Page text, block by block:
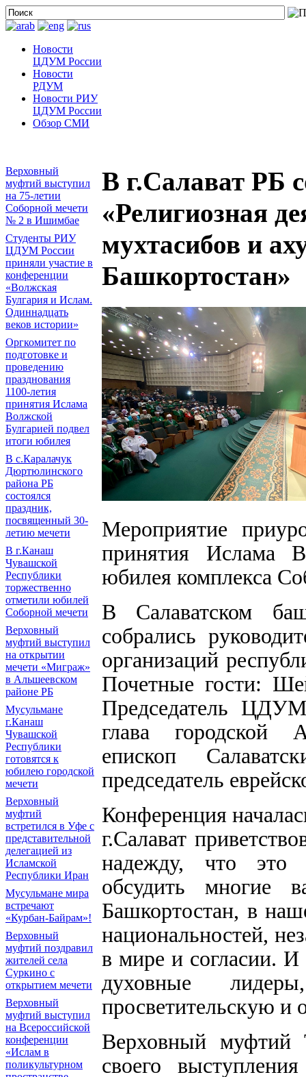
Новости
ЦДУМ России
Новости
РДУМ
Новости РИУ
ЦДУМ России
Обзор СМИ
Верховный
муфтий выступил
на 75-летии
Соборной мечети
№ 2 в Ишимбае
Студенты РИУ
ЦДУМ России
приняли участие в
конференции
«Волжская
Булгария и Ислам.
Одиннадцать
веков истории»
Оргкомитет по
подготовке и
проведению
празднования
1100-летия
принятия Ислама
Волжской
Булгарией подвел
итоги юбилея
В с.Каралачук
Дюртюлинского
района РБ
состоялся
праздник,
посвященный 30-
летию мечети
В г.Канаш
Чувашской
Республики
торжественно
отметили юбилей
Соборной мечети
Верховный
муфтий выступил
на открытии
мечети «Миграж»
в Альшеевском
районе РБ
Мусульмане
г.Канаш
Чувашской
Республики
готовятся к
юбилею городской
мечети
Верховный
муфтий
встретился в Уфе с
представительной
делегацией из
Исламской
Республики Иран
Мусульмане мира
встречают
«Курбан-Байрам»!
Верховный
муфтий поздравил
жителей села
Суркино с
открытием мечети
Верховный
муфтий выступил
на Всероссийской
конференции
«Ислам в
поликультурном
В г.Салават РБ
«Религиозная
мухтасибов и
Башкортостан»
Мероприятие
принятия Ислама
юбилея комплекса
В Салаватском
собрались
организаций
Почетные гости:
Председатель
глава городской
епископ
председатель
Конференция
г.Салават
надежду, что это
обсудить многие
Башкортостан, в
национальностей,
в мире и согласии.
духовные
просветительскую и
Верховный муфтий
своего